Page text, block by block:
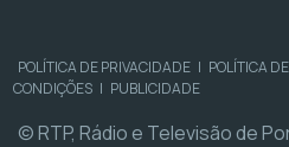
POLÍTICA DE PRIVACIDADE | POLÍTICA
CONDIÇÕES | PUBLICIDADE
© RTP, Rádio e Televisão de